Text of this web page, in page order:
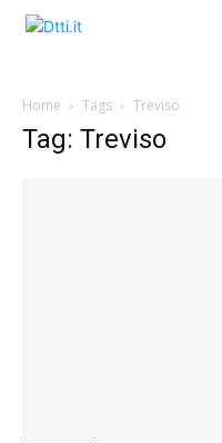
Home Tags Treviso
Tag: Treviso